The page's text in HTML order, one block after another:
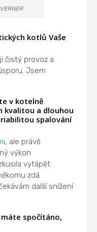
kotlů Vaše
čistý provoz a
Jsem
v kotelně
kvalitou a dlouhou
spalování
, ale právě
výkon
vytápět
zdá
další snížení
spočítáno,